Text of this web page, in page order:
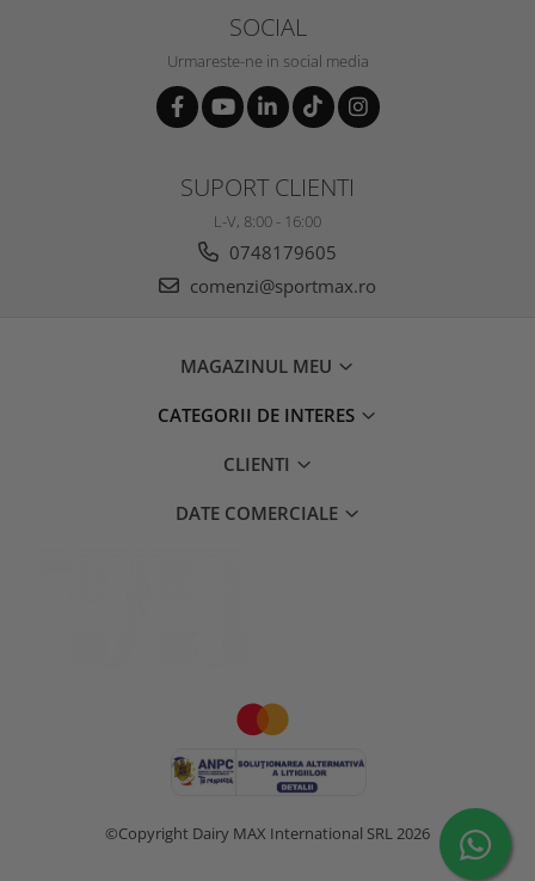
SOCIAL
Urmareste-ne in social media
SUPORT CLIENTI
L-V, 8:00 - 16:00
0748179605
comenzi@sportmax.ro
MAGAZINUL MEU
CATEGORII DE INTERES
CLIENTI
DATE COMERCIALE
©Copyright Dairy MAX International SRL 2026